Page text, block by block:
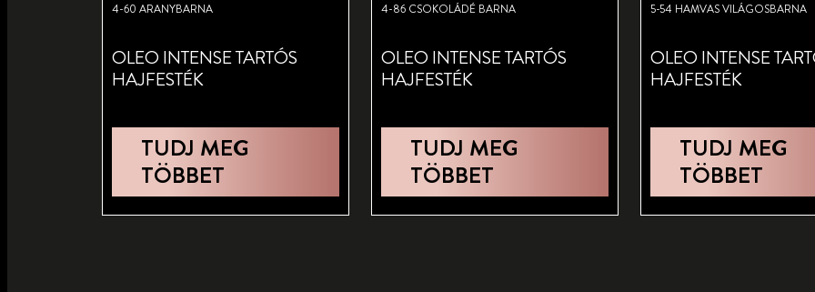
4-60 ARANYBARNA
OLEO INTENSE TARTÓS
HAJFESTÉK
TUDJ MEG
TÖBBET
4-86 CSOKOLÁDÉ BARNA
OLEO INTENSE TARTÓS
HAJFESTÉK
TUDJ MEG
TÖBBET
5-54 HAMVAS VILÁGOSBARNA
OLEO INTENSE
HAJFESTÉK
TUDJ MEG
TÖBBET